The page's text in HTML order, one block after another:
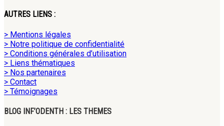
AUTRES LIENS :
> Mentions légales
> Notre politique de confidentialité
> Conditions générales d’utilisation
> Liens thématiques
> Nos partenaires
> Contact
> Témoignages
BLOG INF’ODENTH : LES THEMES